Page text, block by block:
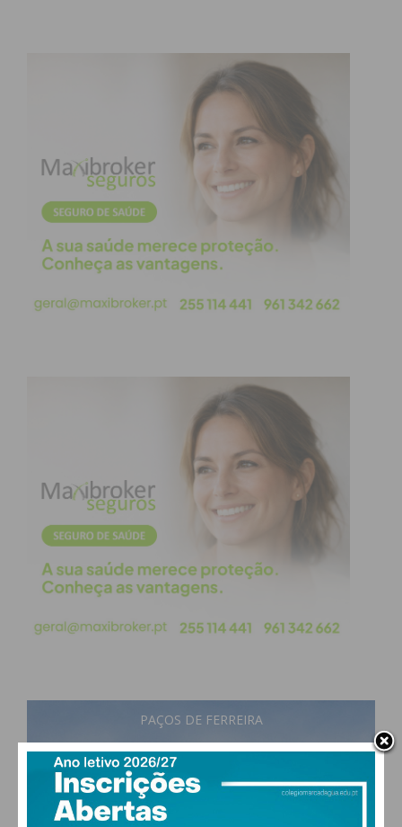
Alexandre Almeida deu ainda nota de que o plano
de coordenação de segurança e de socorro “foi
desde logo acionado”, tendo acorrido ao local a
Proteção Civil da autarquia, os Bombeiros
Voluntários e a GNR e destacou o facto de nenhum
dos atletas ter sofrido ferimentos
graves. “Felizmente não houve nenhum ferido
grave, não houve nenhum corte, nenhum braço
nem nenhuma perna partida, apenas situações de
cerca de 80 centímetros”, referiu o autarca,
Segundo Alexandre Almeida os atletas foram
acompanhados por elementos do município e da
organização do Paredes Handball Cup e é convicção
do autarca que hoje já possam participar no
torneio, à exceção de uma atleta espanhola que
sofreu uma lesão num braço.
Questionado sobre a segurança da tenda onde se
verificou o incidente, Alexandre Almeida afirmou
que foi montada por uma empresa do ramo,
município decidiu, “para que não fique qualquer tido
de insegurança para os atletas”, mudar o local da
fun zone do parque da cidade para as traseiras do
Pavilhão Gimnodesportivo.
PAÇOS DE FERREIRA
27°
51% humidade
vento: 4m/s O